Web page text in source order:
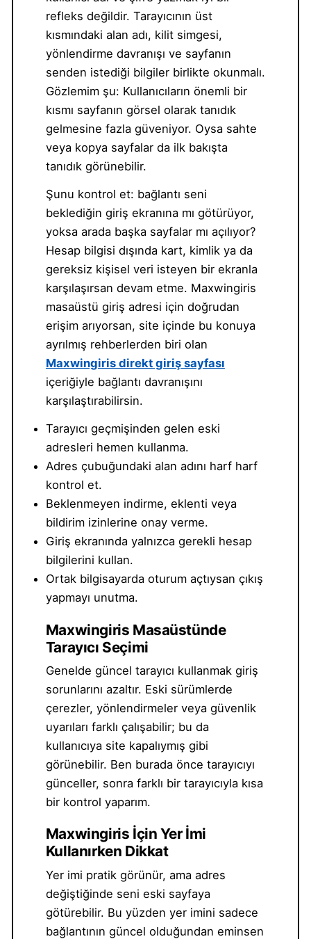
refleks değildir. Tarayıcının üst
kısmındaki alan adı, kilit simgesi,
yönlendirme davranışı ve sayfanın
senden istediği bilgiler birlikte okunmalı.
Gözlemim şu: Kullanıcıların önemli bir
kısmı sayfanın görsel olarak tanıdık
gelmesine fazla güveniyor. Oysa sahte
veya kopya sayfalar da ilk bakışta
tanıdık görünebilir.
Şunu kontrol et: bağlantı seni
beklediğin giriş ekranına mı götürüyor,
yoksa arada başka sayfalar mı açılıyor?
Hesap bilgisi dışında kart, kimlik ya da
gereksiz kişisel veri isteyen bir ekranla
karşılaşırsan devam etme. Maxwingiris
masaüstü giriş adresi için doğrudan
erişim arıyorsan, site içinde bu konuya
ayrılmış rehberlerden biri olan
Maxwingiris direkt giriş sayfası
içeriğiyle bağlantı davranışını
karşılaştırabilirsin.
Tarayıcı geçmişinden gelen eski
adresleri hemen kullanma.
Adres çubuğundaki alan adını harf harf
kontrol et.
Beklenmeyen indirme, eklenti veya
bildirim izinlerine onay verme.
Giriş ekranında yalnızca gerekli hesap
bilgilerini kullan.
Ortak bilgisayarda oturum açtıysan çıkış
yapmayı unutma.
Maxwingiris Masaüstünde
Tarayıcı Seçimi
Genelde güncel tarayıcı kullanmak giriş
sorunlarını azaltır. Eski sürümlerde
çerezler, yönlendirmeler veya güvenlik
uyarıları farklı çalışabilir; bu da
kullanıcıya site kapalıymış gibi
görünebilir. Ben burada önce tarayıcıyı
günceller, sonra farklı bir tarayıcıyla kısa
bir kontrol yaparım.
Maxwingiris İçin Yer İmi
Kullanırken Dikkat
Yer imi pratik görünür, ama adres
değiştiğinde seni eski sayfaya
götürebilir. Bu yüzden yer imini sadece
bağlantının güncel olduğundan eminsen